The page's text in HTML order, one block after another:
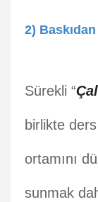
2)
Sürekli “
birlikte
ortamını
sunmak